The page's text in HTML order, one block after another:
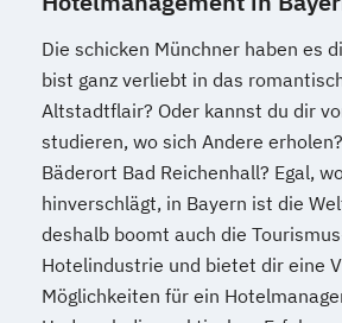
Die schicken Münchner haben es
bist ganz verliebt in das
Altstadtflair? Oder kannst du dir
studieren, wo sich Andere
Bäderort Bad Reichenhall? Egal,
hinverschlägt, in Bayern ist die
deshalb boomt auch die
Hotelindustrie und bietet dir eine
Möglichkeiten für ein